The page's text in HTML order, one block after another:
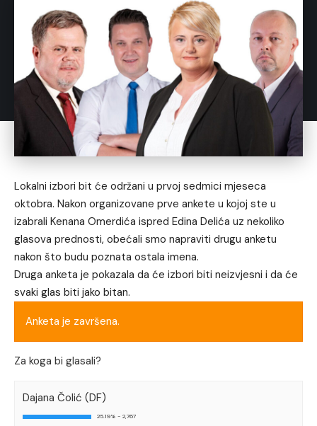
Lokalni izbori bit će održani u prvoj sedmici mjeseca
oktobra. Nakon organizovane prve ankete u kojoj ste u
izabrali Kenana Omerdića ispred Edina Delića uz nekoliko
glasova prednosti, obećali smo napraviti drugu anketu
nakon što budu poznata ostala imena.
Druga anketa je pokazala da će izbori biti neizvjesni i da će
svaki glas biti jako bitan.
Anketa je završena.
Za koga bi glasali?
Dajana Čolić (DF)
25.19% - 2,767